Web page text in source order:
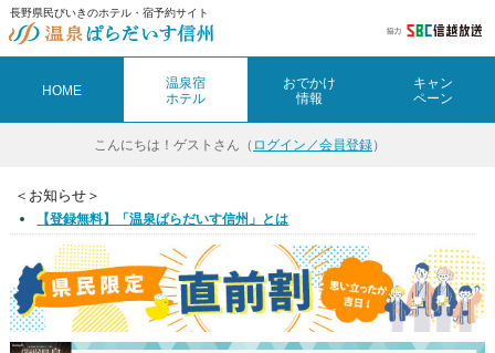
長野県民びいきのホテル・宿予約サイト
HOME
温泉宿
ホテル
おでかけ
情報
キャン
ペーン
こんにちは！ ゲストさん（ ログイン／会員登録）
＜お知らせ＞
【登録無料】「温泉ぱらだいす信州」とは